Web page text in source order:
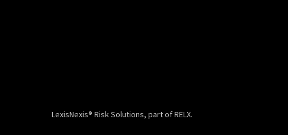
LexisNexis® Risk Solutions, part of RELX.